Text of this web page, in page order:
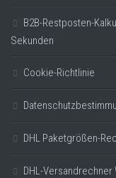
B2B-Restposten-
Sekunden
Cookie-Richtlinie
DHL Paketgrößen-
DHL-